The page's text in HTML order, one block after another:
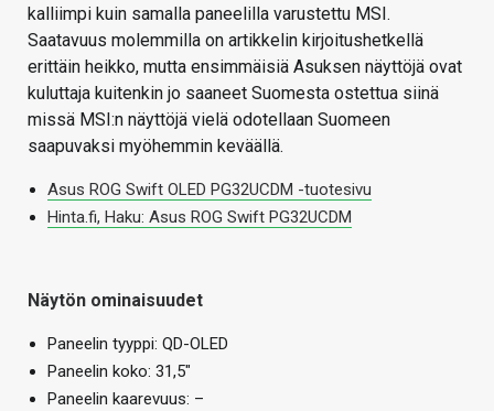
kalliimpi kuin samalla paneelilla varustettu MSI.
Saatavuus molemmilla on artikkelin kirjoitushetkellä
erittäin heikko, mutta ensimmäisiä Asuksen näyttöjä ovat
kuluttaja kuitenkin jo saaneet Suomesta ostettua siinä
missä MSI:n näyttöjä vielä odotellaan Suomeen
saapuvaksi myöhemmin keväällä.
Asus ROG Swift OLED PG32UCDM -tuotesivu
Hinta.fi, Haku: Asus ROG Swift PG32UCDM
Näytön ominaisuudet
Paneelin tyyppi: QD-OLED
Paneelin koko: 31,5″
Paneelin kaarevuus: –